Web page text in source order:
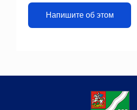
Напишите об этом